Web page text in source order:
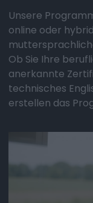
Unsere
online oder
Ob Sie Ihre
anerkannte
technisches
erstellen das